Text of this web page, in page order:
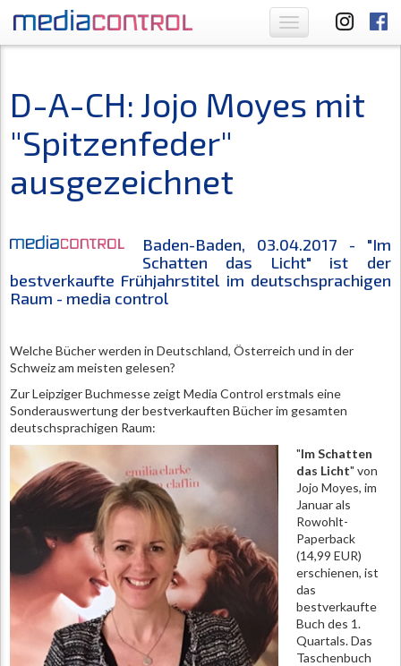
Toggle
navigation
D-A-CH: Jojo Moyes mit
"Spitzenfeder"
ausgezeichnet
Baden-Baden, 03.04.2017 - "Im
Schatten das Licht" ist der
bestverkaufte Frühjahrstitel im deutschsprachigen
Raum - media control
Welche Bücher werden in Deutschland, Österreich und in der
Schweiz am meisten gelesen?
Zur Leipziger Buchmesse zeigt Media Control erstmals eine
Sonderauswertung der bestverkauften Bücher im gesamten
deutschsprachigen Raum:
"Im Schatten
das Licht" von
Jojo Moyes, im
Januar als
Rowohlt-
Paperback
(14,99 EUR)
erschienen, ist
das
bestverkaufte
Buch des 1.
Quartals. Das
Taschenbuch